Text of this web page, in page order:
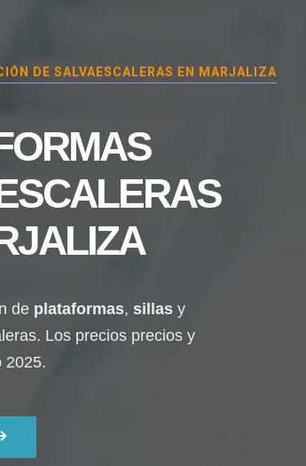
DE SALVAESCALERAS EN MARJALIZA
de plataformas, sillas y
Los precios precios y
2025.